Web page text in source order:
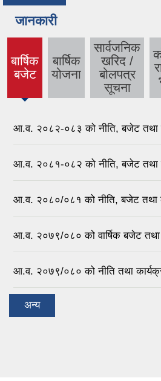
जानकारी
बार्षिक
बजेट
(active
बार्षिक
योजना
सार्वजनिक
खरिद /
बोलपत्र
सूचना
आ.व. २०८२-०८३ को नीति, बजेट तथा
आ.व. २०८१-०८२ को नीति, बजेट तथा
आ.व. २०८०/०८१ को नीति, बजेट तथा
आ.व. २०७९/०८० को वार्षिक बजेट तथा
आ.व. २०७९/०८० को नीति तथा
अन्य